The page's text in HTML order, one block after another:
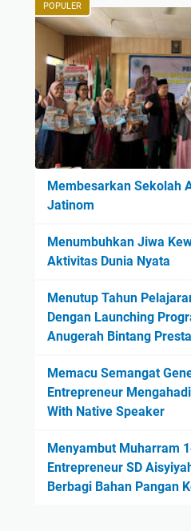
POPULER
Membesarkan Sekolah
Jatinom
Menumbuhkan Jiwa
Aktivitas Dunia Nyata
Menutup Tahun
Dengan Launching
Anugerah Bintang
Memacu Semangat
Entrepreneur
With Native Speaker
Menyambut Muharram
Entrepreneur SD
Berbagi Bahan Pangan